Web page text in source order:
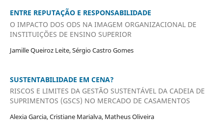
ENTRE REPUTAÇÃO E RESPONSABILIDADE
O IMPACTO DOS ODS NA IMAGEM ORGANIZACIONAL DE
INSTITUIÇÕES DE ENSINO SUPERIOR
Jamille Queiroz Leite, Sérgio Castro Gomes
SUSTENTABILIDADE EM CENA?
RISCOS E LIMITES DA GESTÃO SUSTENTÁVEL DA CADEIA DE
SUPRIMENTOS (GSCS) NO MERCADO DE CASAMENTOS
Alexia Garcia, Cristiane Marialva, Matheus Oliveira